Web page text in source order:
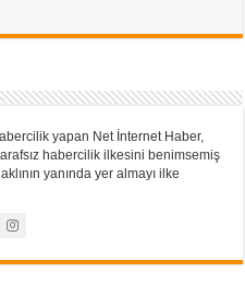
yapan Net İnternet Haber,
habercilik ilkesini benimsemiş
yanında yer almayı ilke